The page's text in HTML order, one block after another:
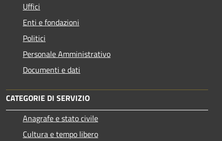
Uffici
Enti e fondazioni
Politici
Personale Amministrativo
Documenti e dati
CATEGORIE DI SERVIZIO
Anagrafe e stato civile
Cultura e tempo libero